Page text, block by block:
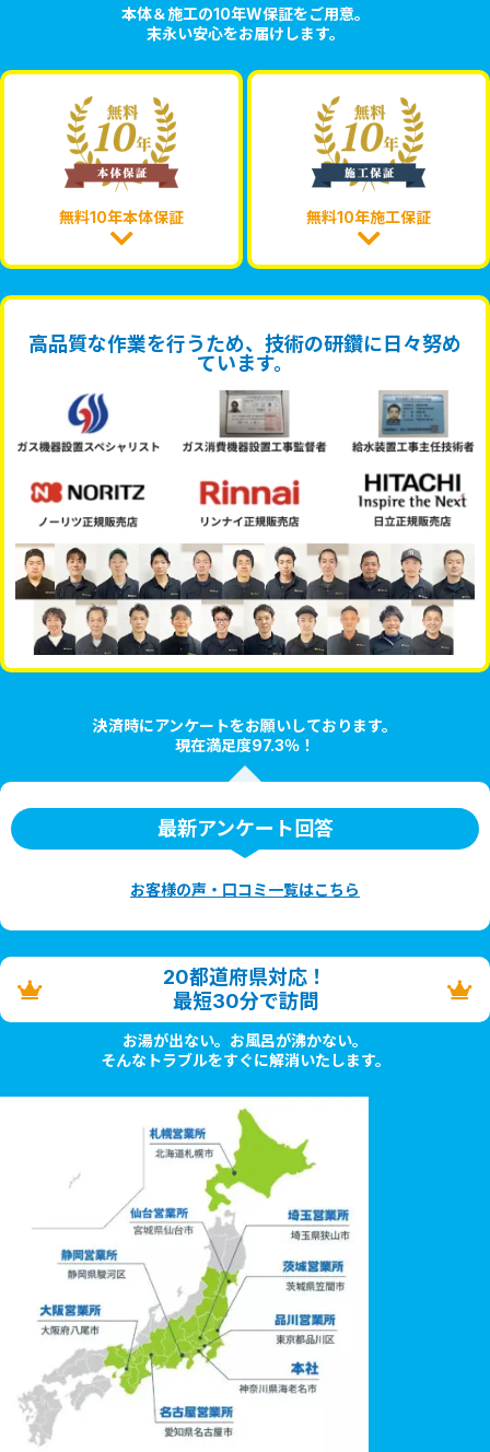
本体＆施工の10年W保証をご用意。
末永い安心をお届けします。
無料10年本体保証 無料10年施工保証
高品質な作業を行うため、技術の研鑽に日々努め
ています。
決済時にアンケートをお願いしております。
現在満足度97.3％！
最新アンケート回答
お客様の声・口コミ一覧はこちら
20都道府県対応！
最短30分で訪問
お湯が出ない。お風呂が沸かない。
そんなトラブルをすぐに解消いたします。